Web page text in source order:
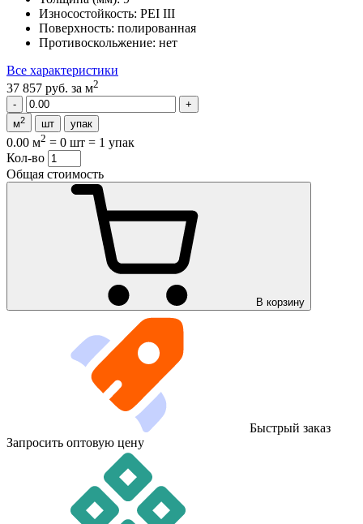
Износостойкость: PEI III
Поверхность: полированная
Противоскольжение: нет
Все характеристики
37 857 руб. за м2
м2 шт упак
0.00 м2 = 0 шт = 1 упак
Кол-во
Общая стоимость
В корзину
Быстрый заказ
Запросить оптовую цену